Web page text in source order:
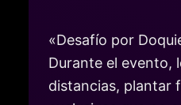
«Desafío por
Durante el evento,
distancias, plantar